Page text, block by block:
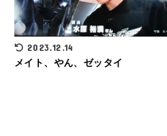
2023.12.14
メイト、やん、ゼッタイ